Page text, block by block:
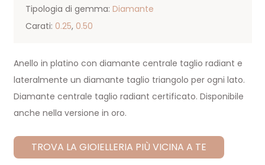
Tipologia di gemma: Diamante
Carati: 0.25, 0.50
Anello in platino con diamante centrale taglio radiant e
lateralmente un diamante taglio triangolo per ogni lato.
Diamante centrale taglio radiant certificato. Disponibile
anche nella versione in oro.
TROVA LA GIOIELLERIA PIÙ VICINA A TE